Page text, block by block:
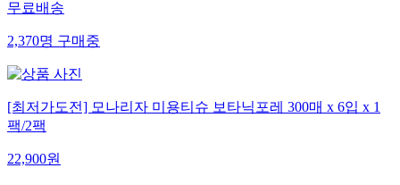
무료배송
2,370명구매중
[최저가도전] 모나리자 미용티슈 보타닉포레 300매 x 6입 x 1
팩/2팩
22,900원